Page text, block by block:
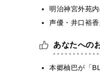
明治神宮外苑
声優・井口裕
あなたへの
本郷柚巴が「